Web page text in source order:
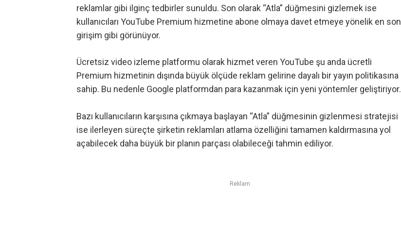
reklamlar gibi ilginç tedbirler sunuldu. Son olarak “Atla” düğmesini gizlemek ise
kullanıcıları YouTube Premium hizmetine abone olmaya davet etmeye yönelik en son
girişim gibi görünüyor.
Ücretsiz video izleme platformu olarak hizmet veren YouTube şu anda ücretli
Premium hizmetinin dışında büyük ölçüde reklam gelirine dayalı bir yayın politikasına
sahip. Bu nedenle Google platformdan para kazanmak için yeni yöntemler geliştiriyor.
Bazı kullanıcıların karşısına çıkmaya başlayan “Atla” düğmesinin gizlenmesi stratejisi
ise ilerleyen süreçte şirketin reklamları atlama özelliğini tamamen kaldırmasına yol
açabilecek daha büyük bir planın parçası olabileceği tahmin ediliyor.
Reklam